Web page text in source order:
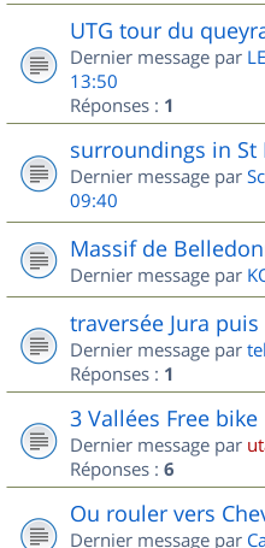
UTG tour du
Dernier message par
13:50
Réponses : 1
surroundings in St
Dernier message par
09:40
Massif de
Dernier message par
traversée Jura
Dernier message par
Réponses : 1
3 Vallées Free bike
Dernier message par
Réponses : 6
Ou rouler vers
Dernier message par